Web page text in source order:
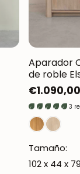
Moritz
Runa
Mozaik
Aparador
de roble
Precio
regular
€1.090,00
3
Tamaño:
102 x 44 x